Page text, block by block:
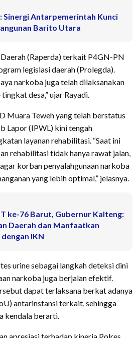
Sinergi Antarpemerintah Kunci
Barito Utara
Daerah (Raperda) terkait P4GN-PN
legislasi daerah (Prolegda).
narkoba juga telah dilaksanakan
desa,” ujar Rayadi.
Muara Teweh yang telah berstatus
Lapor (IPWL) kini tengah
layanan rehabilitasi. “Saat ini
rehabilitasi tidak hanya rawat jalan,
korban penyalahgunaan narkoba
yang lebih optimal,” jelasnya.
ke-76 Barut, Gubernur Kalteng:
Daerah dan Manfaatkan
IKN
urine sebagai langkah deteksi dini
narkoba juga berjalan efektif.
dapat terlaksana berkat adanya
antarinstansi terkait, sehingga
kendala berarti.